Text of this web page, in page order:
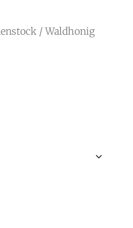
/ Waldhonig